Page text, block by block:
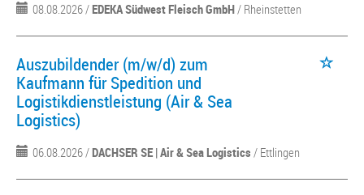
08.08.2026 /EDEKA Südwest Fleisch GmbH/ Rheinstetten
Auszubildender (m/w/d) zum
Kaufmann für Spedition und
Logistikdienstleistung (Air & Sea
Logistics)
06.08.2026 /DACHSER SE | Air & Sea Logistics / Ettlingen